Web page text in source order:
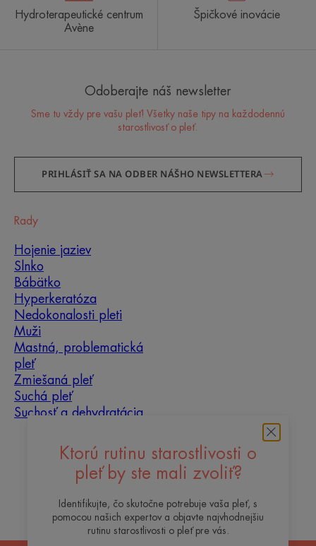
Ktorú rutinu starostlivosti o
pleť by ste mali zvoliť?
Identifikujte, čo skutočne potrebuje vaša pleť, s
pomocou našich expertov a objavte najvhodnejšiu
rutinu starostlivosti o pleť pre vás.
Hydroterapeutické centrum
Avène
Špičkové inovácie
Odoberajte náš newsletter
Sme tu vždy pre vašu pleť! Všetky naše tipy na každodennú
starostlivosť o pleť.
PRIHLÁSIŤ SA NA ODBER NÁŠHO NEWSLETTERA
Rady
Hojenie jaziev
Slnko
Bábätko
Hyperkeratóza
Nedokonalosti pleti
Muži
Mastná, problematická
pleť
Zmiešaná pleť
Suchá pleť
Suchosť a dehydratácia
O nás
KontaktČasto kladené otázky